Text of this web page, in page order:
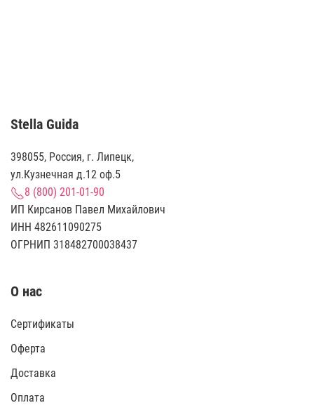
Stella Guida
398055, Россия, г. Липецк,
ул.Кузнечная д.12 оф.5
8 (800) 201-01-90
ИП Кирсанов Павел Михайлович
ИНН 482611090275
ОГРНИП 318482700038437
О нас
Сертификаты
Оферта
Доставка
Оплата